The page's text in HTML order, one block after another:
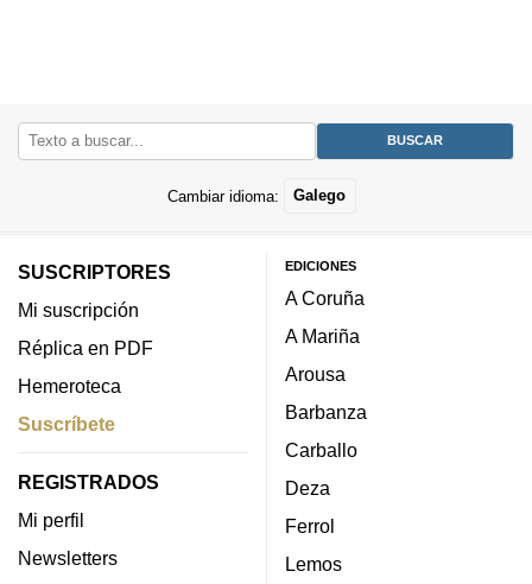
Cambiar idioma: Galego
SUSCRIPTORES
Mi suscripción
Réplica en PDF
Hemeroteca
Suscríbete
REGISTRADOS
Mi perfil
Newsletters
EDICIONES
A Coruña
A Mariña
Arousa
Barbanza
Carballo
Deza
Ferrol
Lemos